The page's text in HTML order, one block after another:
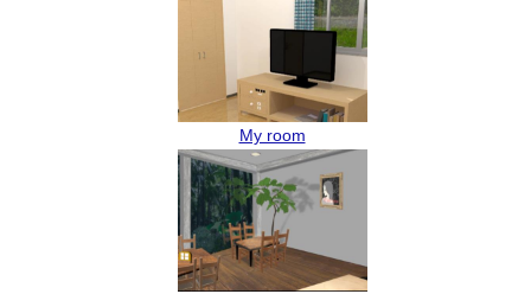
My room